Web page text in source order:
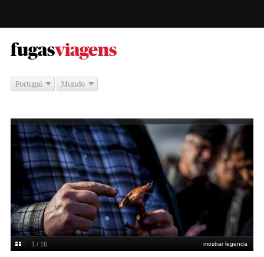
fugas -
viagens
Portugal Mundo
Helena Colaço Salazar
mostrar legenda
1 / 16